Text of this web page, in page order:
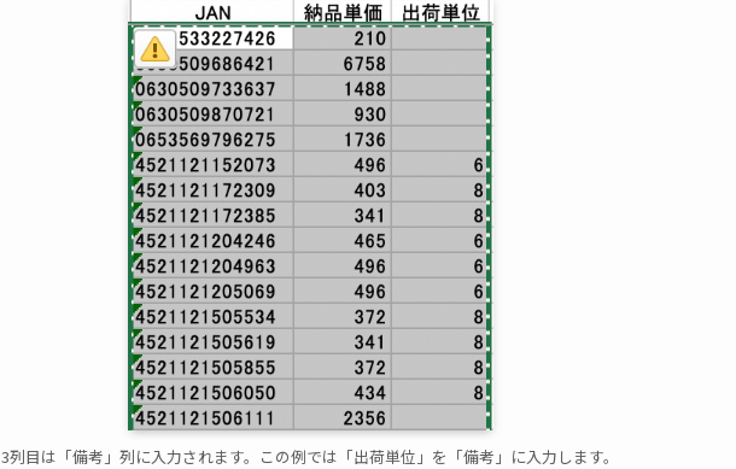
3列目は「備考」列に入力されます。この例では「出荷単位」を「備考」に入力します。